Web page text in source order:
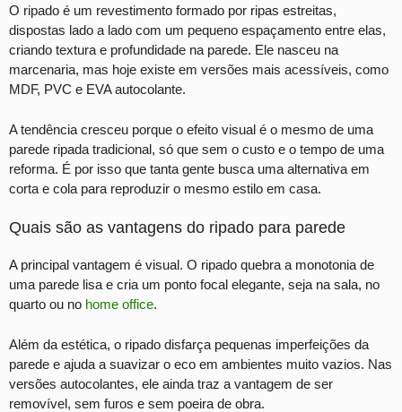
O ripado é um revestimento formado por ripas estreitas,
dispostas lado a lado com um pequeno espaçamento entre elas,
criando textura e profundidade na parede. Ele nasceu na
marcenaria, mas hoje existe em versões mais acessíveis, como
MDF, PVC e EVA autocolante.
A tendência cresceu porque o efeito visual é o mesmo de uma
parede ripada tradicional, só que sem o custo e o tempo de uma
reforma. É por isso que tanta gente busca uma alternativa em
corta e cola para reproduzir o mesmo estilo em casa.
Quais são as vantagens do ripado para parede
A principal vantagem é visual. O ripado quebra a monotonia de
uma parede lisa e cria um ponto focal elegante, seja na sala, no
quarto ou no home office.
Além da estética, o ripado disfarça pequenas imperfeições da
parede e ajuda a suavizar o eco em ambientes muito vazios. Nas
versões autocolantes, ele ainda traz a vantagem de ser
removível, sem furos e sem poeira de obra.